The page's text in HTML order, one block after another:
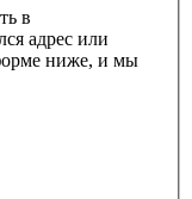
в
адрес или
ниже, и мы